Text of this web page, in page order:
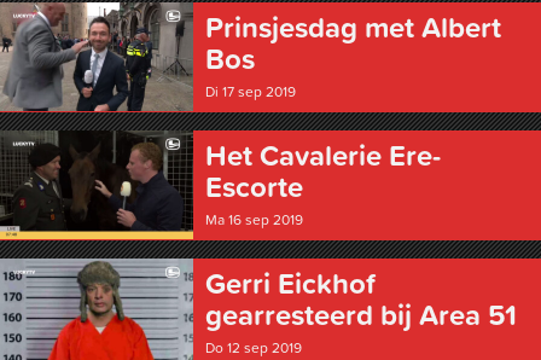
Prinsjesdag met Albert
Bos
Di 17 sep 2019
Het Cavalerie Ere-
Escorte
Ma 16 sep 2019
Gerri Eickhof
gearresteerd bij Area 51
Do 12 sep 2019